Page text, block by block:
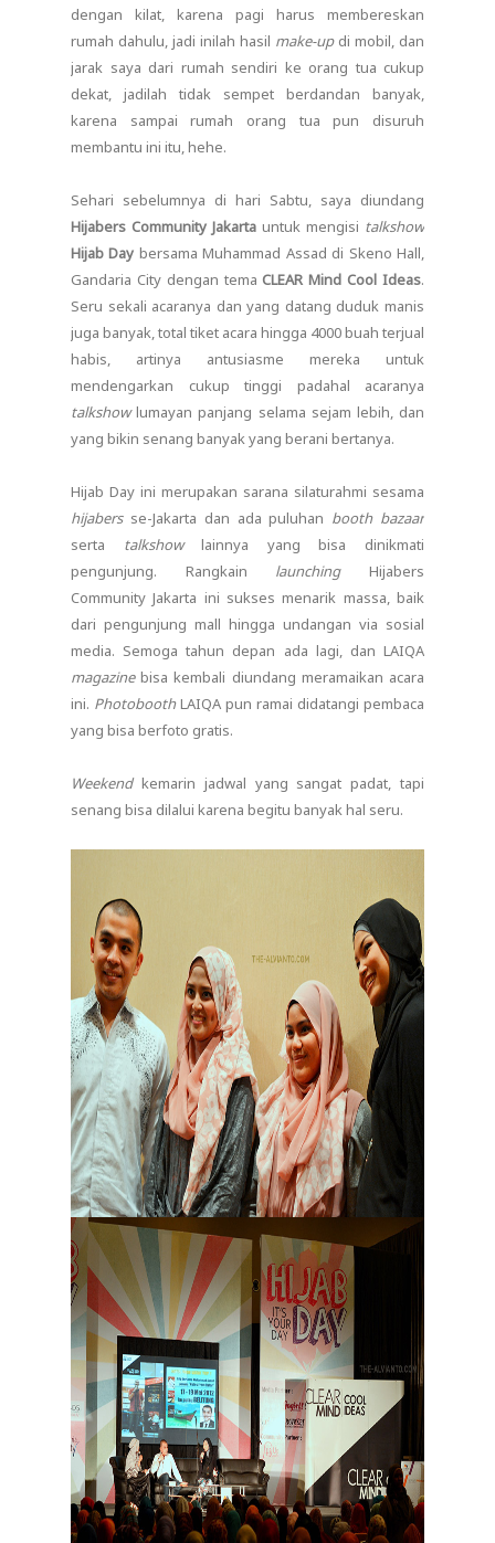
dengan kilat, karena pagi harus membereskan
rumah dahulu, jadi inilah hasil make-updi mobil, dan
jarak saya dari rumah sendiri ke orang tua cukup
dekat, jadilah tidak sempet berdandan banyak,
karena sampai rumah orang tua pun disuruh
membantu ini itu, hehe.
Sehari sebelumnya di hari Sabtu, saya diundang
Hijabers Community Jakarta untuk mengisi talkshow
Hijab Day bersama Muhammad Assad di Skeno Hall,
Gandaria City dengan tema CLEAR Mind Cool Ideas.
Seru sekali acaranya dan yang datang duduk manis
juga banyak, total tiket acara hingga 4000 buah terjual
habis, artinya antusiasme mereka untuk
mendengarkan cukup tinggi padahal acaranya
talkshowlumayan panjang selama sejam lebih, dan
yang bikin senang banyak yang berani bertanya.
Hijab Day ini merupakan sarana silaturahmi sesama
hijabersse-Jakarta dan ada puluhan booth bazaar
serta talkshowlainnya yang bisa dinikmati
pengunjung. Rangkain launchingHijabers
Community Jakarta ini sukses menarik massa, baik
dari pengunjung mall hingga undangan via sosial
media. Semoga tahun depan ada lagi, dan LAIQA
magazinebisa kembali diundang meramaikan acara
ini. PhotoboothLAIQA pun ramai didatangi pembaca
yang bisa berfoto gratis.
Weekendkemarin jadwal yang sangat padat, tapi
senang bisa dilalui karena begitu banyak hal seru.